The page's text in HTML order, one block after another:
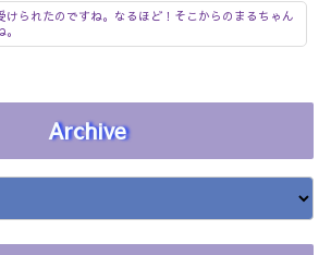
けられたのですね。なるほど！そこからのまるちゃん
Archive